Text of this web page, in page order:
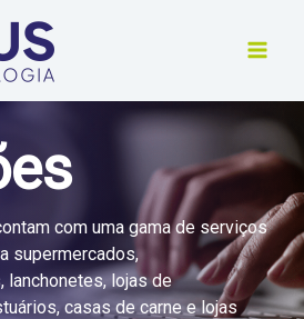
com uma gama de serviços
supermercados,
lanchonetes, lojas de
casas de carne e lojas